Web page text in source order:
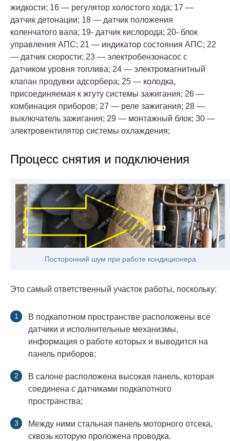
жидкости; 16 — регулятор холостого хода; 17 —
датчик детонации; 18 — датчик положения
коленчатого вала; 19- датчик кислорода; 20- блок
управления АПС; 21 — индикатор состояния АПС; 22
— датчик скорости; 23 — электробензонасос с
датчиком уровня топлива; 24 — электромагнитный
клапан продувки адсорбера; 25 — колодка,
присоединяемая к жгуту системы зажигания; 26 —
комбинация приборов; 27 — реле зажигания; 28 —
выключатель зажигания; 29 — монтажный блок; 30 —
электровентилятор системы охлаждения;
Процесс снятия и подключения
Посторонний шум при работе кондиционера
Это самый ответственный участок работы, поскольку:
В подкапотном пространстве расположены все
датчики и исполнительные механизмы,
информация о работе которых и выводится на
панель приборов;
В салоне расположена высокая панель, которая
соединена с датчиками подкапотного
пространства;
Между ними стальная панель моторного отсека,
сквозь которую проложена проводка.